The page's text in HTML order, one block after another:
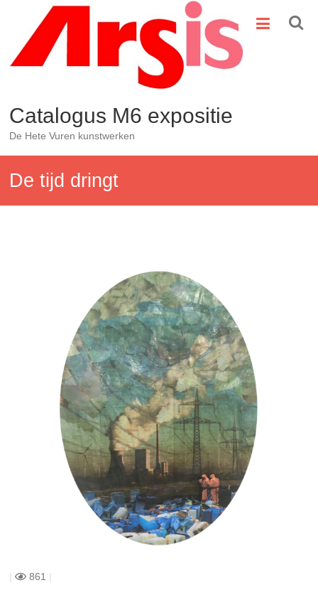
inhoud
Catalogus M6 expositie
De Hete Vuren kunstwerken
De tijd dringt
| 861 |